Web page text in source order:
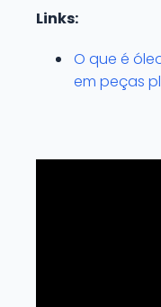
Links:
O que é
em peças